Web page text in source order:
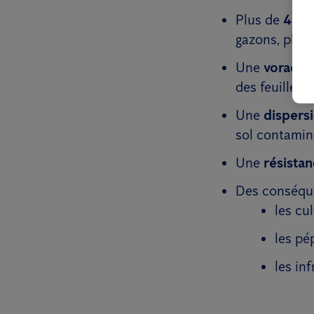
Plus de 400
gazons,
Une
des feuilles.
Une
sol
Une
Des
les
les
les